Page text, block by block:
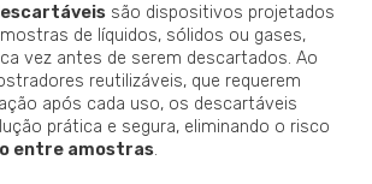
são dispositivos projetados
de líquidos, sólidos ou gases,
vez antes de serem descartados. Ao
reutilizáveis, que requerem
após cada uso, os descartáveis
prática e segura, eliminando o risco
entre amostras.